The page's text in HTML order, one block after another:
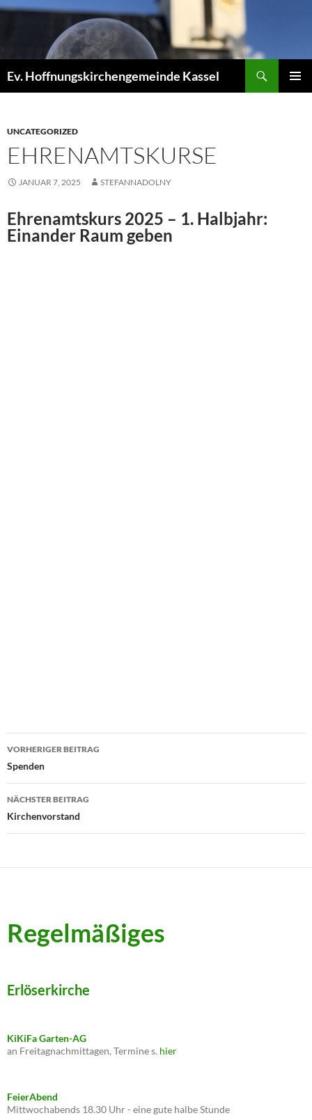
Zum
Ev. Hoffnungskirchengemeinde Kassel
UNCATEGORIZED
EHRENAMTSKURSE
JANUAR 7, 2025 STEFANNADOLNY
Ehrenamtskurs 2025 – 1. Halbjahr:
Einander Raum geben
Beitragsnavigation
VORHERIGER BEITRAG
Spenden
NÄCHSTER BEITRAG
Kirchenvorstand
Regelmäßiges
Erlöserkirche
KiKiFa Garten-AG
an Freitagnachmittagen, Termine s. hier
FeierAbend
Mittwochabends 18.30 Uhr - eine gute halbe Stunde